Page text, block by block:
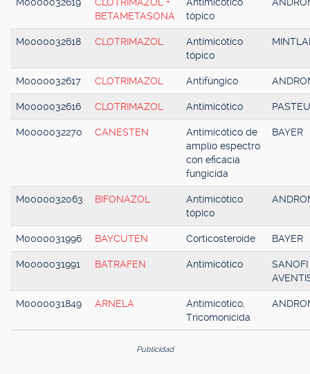
BETAMETASONA
tópico
M0000032618 CLOTRIMAZOL
Antimicótico
tópico
M0000032617 CLOTRIMAZOL Antifúngico
M0000032616 CLOTRIMAZOL Antimicótico
M0000032270 CANESTEN
Antimicótico de
amplio espectro
con eficacia
fungicida
BAYER
M0000032063 BIFONAZOL
Antimicótico
tópico
M0000031996 BAYCUTEN Corticosteroide BAYER
M0000031991 BATRAFEN Antimicótico
SANOFI
M0000031849 ARNELA
Antimicótico,
Tricomonicida
Publicidad